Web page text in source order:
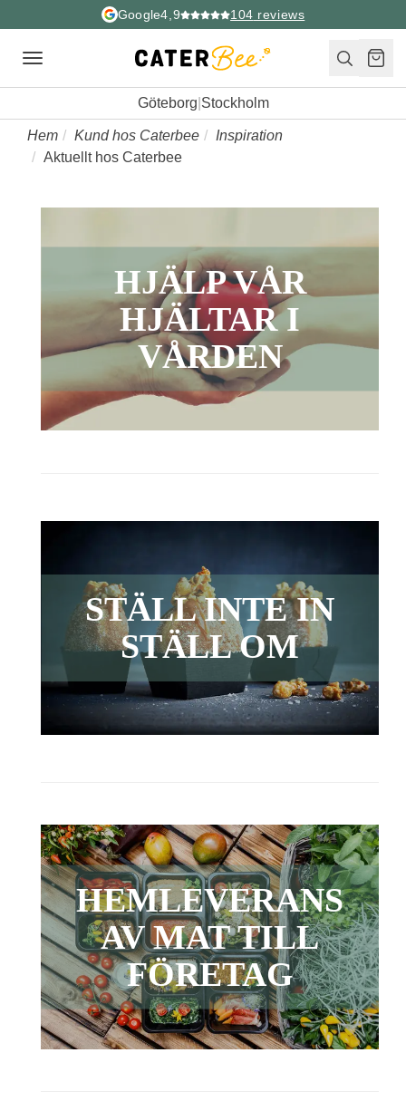
Google4,9 104 reviews
Toggle
Göteborg Stockholm
Hem Kund hos Caterbee
Inspiration
Aktuellt hos Caterbee
HJÄLP VÅR
HJÄLTAR I
VÅRDEN
STÄLL INTE IN
STÄLL OM
HEMLEVERANS
AV MAT TILL
FÖRETAG